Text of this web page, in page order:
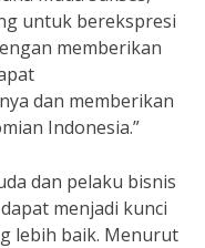
untuk berekspresi
memberikan
dan memberikan
Indonesia.”
dan pelaku bisnis
menjadi kunci
lebih baik. Menurut